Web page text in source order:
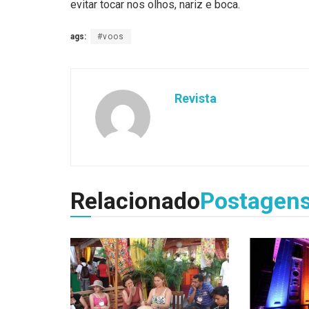
evitar tocar nos olhos, nariz e boca.
ags: #voos
Revista
Relacionado